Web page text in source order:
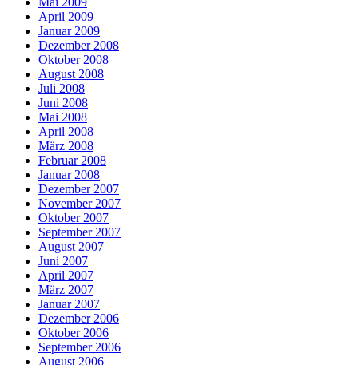
April 2009
Januar 2009
Dezember 2008
Oktober 2008
August 2008
Juli 2008
Juni 2008
Mai 2008
April 2008
März 2008
Februar 2008
Januar 2008
Dezember 2007
November 2007
Oktober 2007
September 2007
August 2007
Juni 2007
April 2007
März 2007
Januar 2007
Dezember 2006
Oktober 2006
September 2006
August 2006